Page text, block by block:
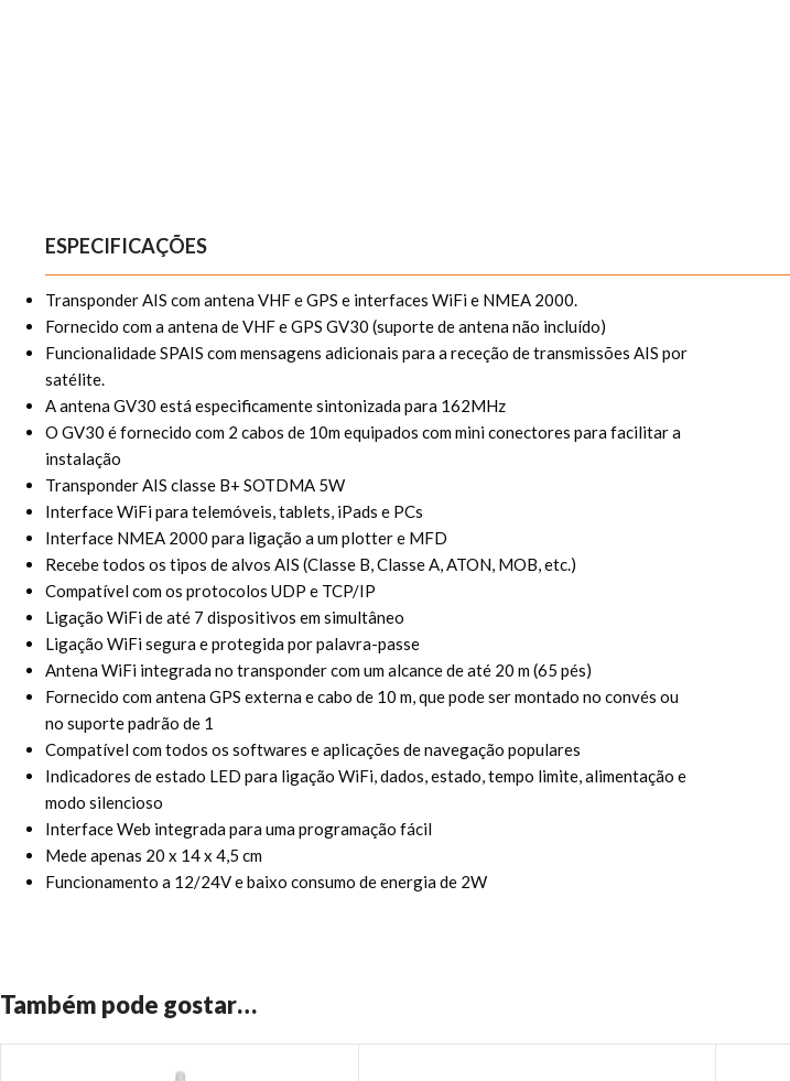
ESPECIFICAÇÕES
Transponder AIS com antena VHF e GPS e interfaces WiFi e NMEA 2000.
Fornecido com a antena de VHF e GPS GV30 (suporte de antena não incluído)
Funcionalidade SPAIS com mensagens adicionais para a receção de transmissões AIS por
satélite.
A antena GV30 está especificamente sintonizada para 162MHz
O GV30 é fornecido com 2 cabos de 10m equipados com mini conectores para facilitar a
instalação
Transponder AIS classe B+ SOTDMA 5W
Interface WiFi para telemóveis, tablets, iPads e PCs
Interface NMEA 2000 para ligação a um plotter e MFD
Recebe todos os tipos de alvos AIS (Classe B, Classe A, ATON, MOB, etc.)
Compatível com os protocolos UDP e TCP/IP
Ligação WiFi de até 7 dispositivos em simultâneo
Ligação WiFi segura e protegida por palavra-passe
Antena WiFi integrada no transponder com um alcance de até 20 m (65 pés)
Fornecido com antena GPS externa e cabo de 10 m, que pode ser montado no convés ou
no suporte padrão de 1
Compatível com todos os softwares e aplicações de navegação populares
Indicadores de estado LED para ligação WiFi, dados, estado, tempo limite, alimentação e
modo silencioso
Interface Web integrada para uma programação fácil
Mede apenas 20 x 14 x 4,5 cm
Funcionamento a 12/24V e baixo consumo de energia de 2W
Também pode gostar…